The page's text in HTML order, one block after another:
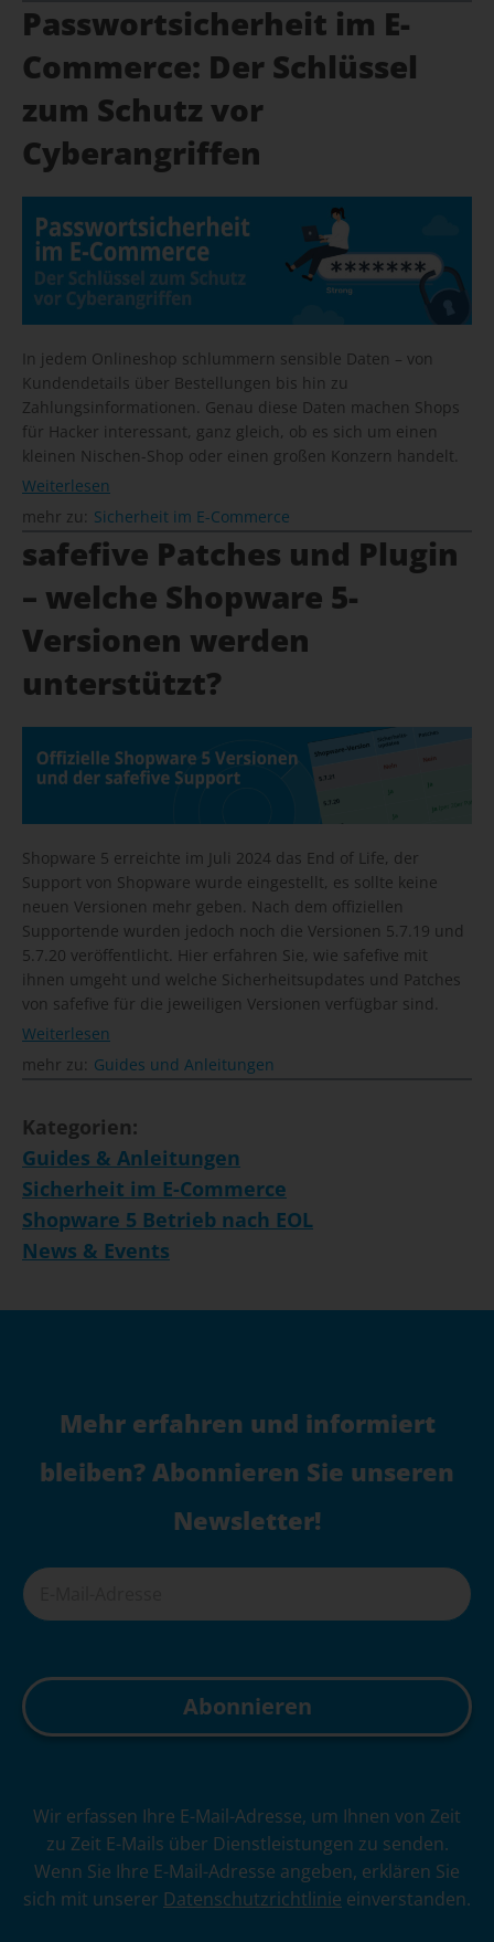
Passwortsicherheit im E-
Commerce: Der Schlüssel
zum Schutz vor
Cyberangriffen
In jedem Onlineshop schlummern sensible Daten – von
Kundendetails über Bestellungen bis hin zu
Zahlungsinformationen. Genau diese Daten machen Shops
für Hacker interessant, ganz gleich, ob es sich um einen
kleinen Nischen-Shop oder einen großen Konzern handelt.
Weiterlesen
mehr zu: Sicherheit im E-Commerce
safefive Patches und Plugin
– welche Shopware 5-
Versionen werden
unterstützt?
Shopware 5 erreichte im Juli 2024 das End of Life, der
Support von Shopware wurde eingestellt, es sollte keine
neuen Versionen mehr geben. Nach dem offiziellen
Supportende wurden jedoch noch die Versionen 5.7.19 und
5.7.20 veröffentlicht. Hier erfahren Sie, wie safefive mit
ihnen umgeht und welche Sicherheitsupdates und Patches
von safefive für die jeweiligen Versionen verfügbar sind.
Weiterlesen
mehr zu: Guides und Anleitungen
Kategorien:
Guides & Anleitungen
Sicherheit im E-Commerce
Shopware 5 Betrieb nach EOL
News & Events
Mehr erfahren und informiert
bleiben? Abonnieren Sie unseren
Newsletter!
e
Wir erfassen Ihre E-Mail-Adresse, um Ihnen von Zeit
zu Zeit E-Mails über Dienstleistungen zu senden.
Wenn Sie Ihre E-Mail-Adresse angeben, erklären Sie
sich mit unserer Datenschutzrichtlinie einverstanden.